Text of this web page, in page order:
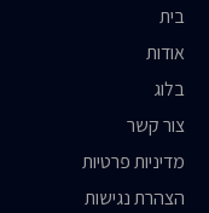
בית
אודות
בלוג
צור קשר
מדיניות פרטיות
הצהרת נגישות